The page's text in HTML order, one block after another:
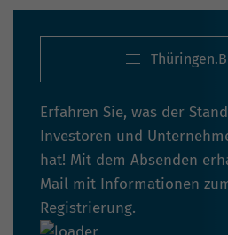
Erfahren Sie, was der
Investoren und
hat! Mit dem Absenden
Mail mit Informationen
Registrierung.